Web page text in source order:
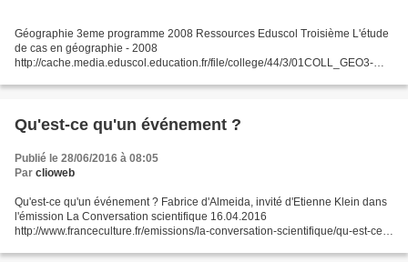
Géographie 3eme programme 2008 Ressources Eduscol Troisième L'étude
de cas en géographie - 2008
http://cache.media.eduscol.education.fr/file/college/44/3/01COLL_GEO3-
http://cache.media.eduscol.education.fr/file/college/44/5/02COLL_GEO3_I_t
Qu'est-ce qu'un événement ?
Publié le 28/06/2016 à 08:05
Par clioweb
Qu'est-ce qu'un événement ? Fabrice d'Almeida, invité d'Etienne Klein dans
l'émission La Conversation scientifique 16.04.2016
http://www.franceculture.fr/emissions/la-conversation-scientifique/qu-est-ce-